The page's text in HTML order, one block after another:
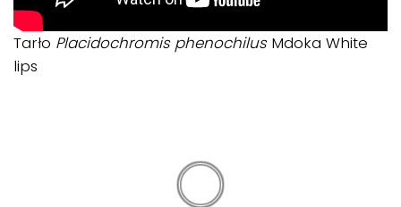
Tarło Placidochromis phenochilusMdoka White
lips